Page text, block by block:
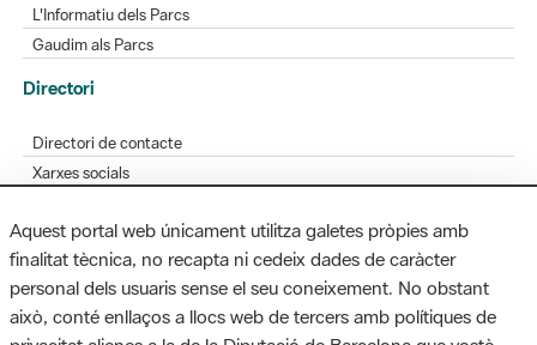
L'Informatiu dels Parcs
Gaudim als Parcs
Directori
Directori de contacte
Xarxes socials
Bústia de suggeriments
Opineu sobre els parcs
Aquest portal web únicament utilitza galetes pròpies amb
finalitat tècnica, no recapta ni cedeix dades de caràcter
personal dels usuaris sense el seu coneixement. No obstant
això, conté enllaços a llocs web de tercers amb polítiques de